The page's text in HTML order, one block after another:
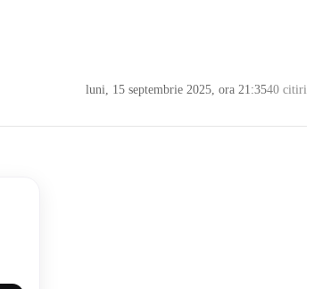
luni, 15 septembrie 2025, ora 21:3540 citiri